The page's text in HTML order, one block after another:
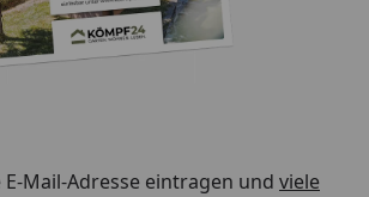
Mail-Adresse eintragen und viele